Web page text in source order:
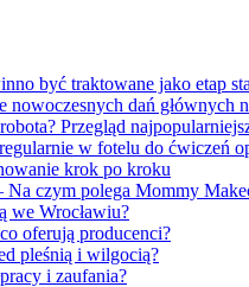
być traktowane jako etap
nowoczesnych dań głównych
Przegląd
w fotelu do ćwiczeń
krok po kroku
czym polega Mommy
we Wrocławiu?
oferują producenci?
pleśnią i wilgocią?
i zaufania?